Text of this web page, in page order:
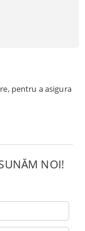
pentru a asigura
NOI!